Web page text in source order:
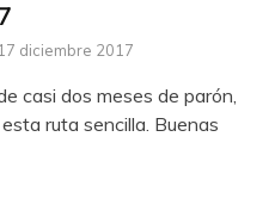
diciembre 2017
casi dos meses de parón,
ruta sencilla. Buenas